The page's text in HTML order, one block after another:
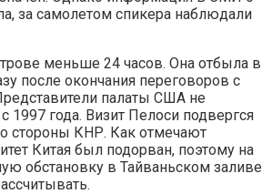
за самолетом спикера наблюдали
меньше 24 часов. Она отбыла в
после окончания переговоров с
палаты США не
1997 года. Визит Пелоси подвергся
стороны КНР. Как отмечают
Китая был подорван, поэтому на
обстановку в Тайваньском заливе